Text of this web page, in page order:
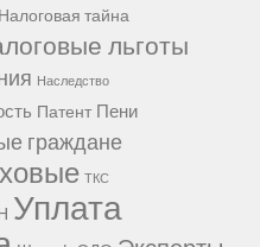
Налоговая тайна
льготы
Наследство
Патент Пени
граждане
ТКС
Уплата